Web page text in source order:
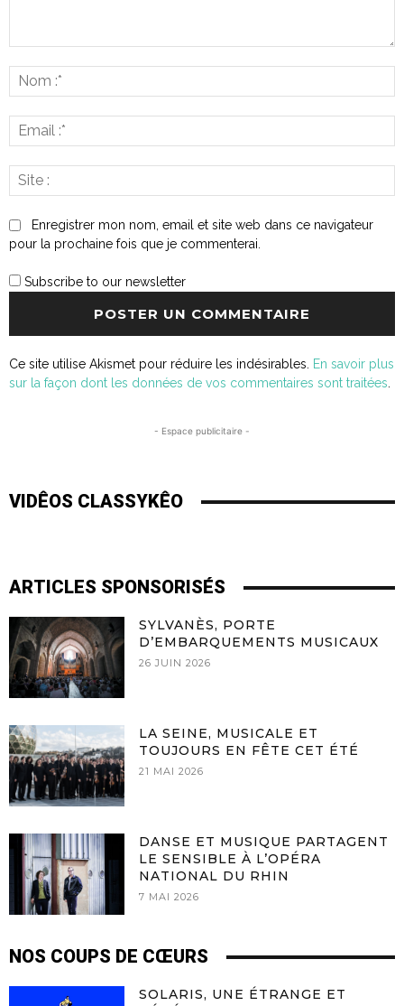
Enregistrer mon nom, email et site web dans ce navigateur
pour la prochaine fois que je commenterai.
Subscribe to our newsletter
Ce site utilise Akismet pour réduire les indésirables. En savoir plus
sur la façon dont les données de vos commentaires sont traitées.
- Espace publicitaire -
VIDÊOS CLASSYKÊO
ARTICLES SPONSORISÉS
SYLVANÈS, PORTE
D’EMBARQUEMENTS MUSICAUX
26 JUIN 2026
LA SEINE, MUSICALE ET
TOUJOURS EN FÊTE CET ÉTÉ
21 MAI 2026
DANSE ET MUSIQUE PARTAGENT
LE SENSIBLE À L’OPÉRA
NATIONAL DU RHIN
7 MAI 2026
NOS COUPS DE CŒURS
SOLARIS, UNE ÉTRANGE ET